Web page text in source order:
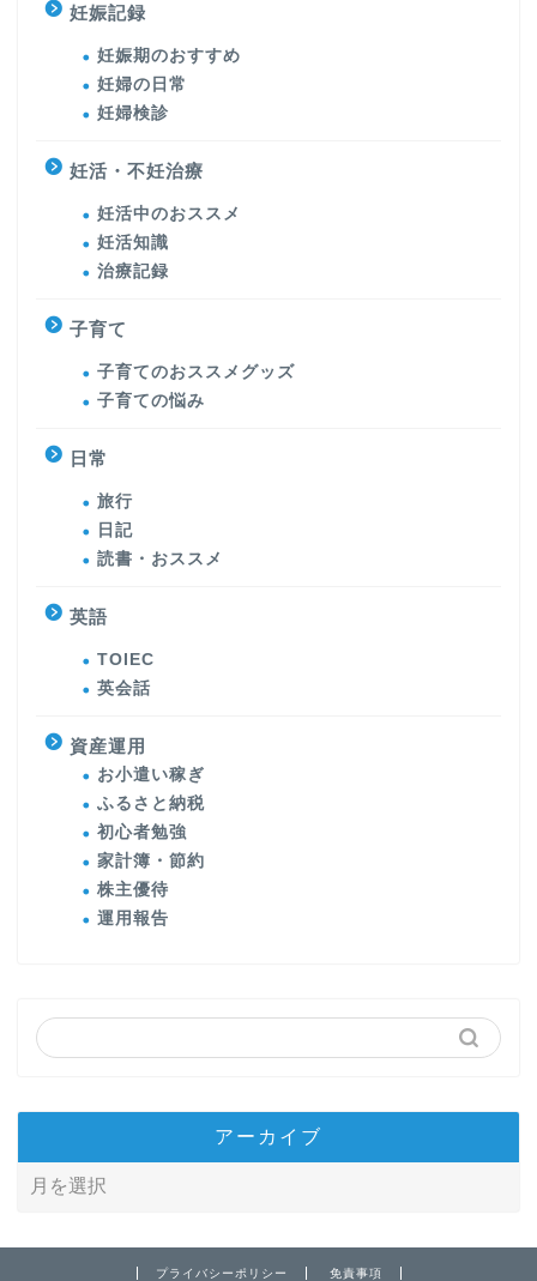
妊娠記録
妊娠期のおすすめ
妊婦の日常
妊婦検診
妊活・不妊治療
妊活中のおススメ
妊活知識
治療記録
子育て
子育てのおススメグッズ
子育ての悩み
日常
旅行
日記
読書・おススメ
英語
TOIEC
英会話
資産運用
お小遣い稼ぎ
ふるさと納税
初心者勉強
家計簿・節約
株主優待
運用報告
アーカイブ
プライバシーポリシー 免責事項